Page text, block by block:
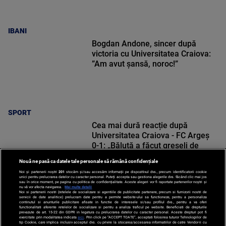
IBANI
SPORT
Bogdan Andone, sincer după
victoria cu Universitatea Craiova:
”Am avut șansă, noroc!”
SPORT
Cea mai dură reacție după
Universitatea Craiova - FC Argeș
0-1: „Băluță a făcut greșeli de
Nouă ne pasă ca datele tale personale să rămână confidențiale
Noi și partenerii noștri 201 stocăm și/sau accesăm informații pe dispozitivul dvs., precum identificatorii cookie
unici pentru prelucrarea datelor cu caracter personal. Puteți accepta sau gestiona alegerile dvs. făcând clic mai jos
sau în orice moment, pe pagina cu politica de confidențialitate. Aceste alegeri vor fi raportate partenerilor noștri și
nu vă vor afecta navigarea.
Mai multe detalii
Noi si partenerii nostri (retelele de socializare si agentiile de publicitate partenere, precum si furnizorii nostri de
servicii de date analitice) prelucram date pentru a permite website-ului sa functioneze, pentru a personaliza
continutul si anunturile publicitare afisate in functie de interesele si/sau profilul dvs., pentru a va oferi
functionalitati aferente retelelor de socializare si pentru a analiza traficul pe website. Beneficiati de drepturile
prevazute de art. 15-22 din GDPR in legatura cu prelucrarea datelor cu caracter personal. Aceste drepturi pot fi
exercitate prin modalitatea indicataaici . Prin click pe “ACCEPT TOATE”, acceptati folosirea tuturor Tehnologiilor de
tip Cookie, care implica inclusiv acceptul dvs. cu privire la stocarea/accesarea informatiilor de catre Vendor-ii cu